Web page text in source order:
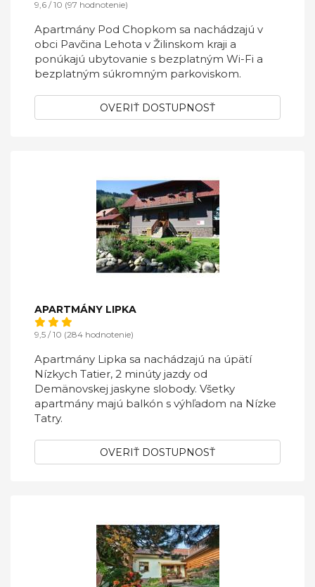
9,6 / 10 (97 hodnotenie)
Apartmány Pod Chopkom sa nachádzajú v
obci Pavčina Lehota v Žilinskom kraji a
ponúkajú ubytovanie s bezplatným Wi-Fi a
bezplatným súkromným parkoviskom.
OVERIŤ DOSTUPNOSŤ
APARTMÁNY LIPKA
9,5 / 10 (284 hodnotenie)
Apartmány Lipka sa nachádzajú na úpätí
Nízkych Tatier, 2 minúty jazdy od
Demänovskej jaskyne slobody. Všetky
apartmány majú balkón s výhľadom na Nízke
Tatry.
OVERIŤ DOSTUPNOSŤ